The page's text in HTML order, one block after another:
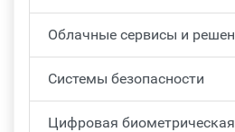
Облачные сервисы и
Системы безопасности
Цифровая